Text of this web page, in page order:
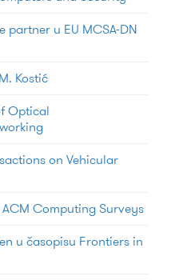
partner u EU MCSA-DN
Kostić
Optical
on Vehicular
Computing Surveys
u časopisu Frontiers in